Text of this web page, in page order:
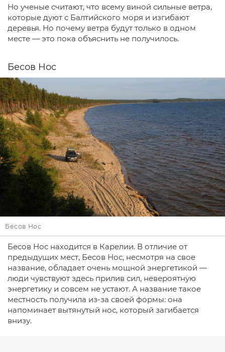
Но ученые считают, что всему виной сильные ветра,
которые дуют с Балтийского моря и изгибают
деревья. Но почему ветра будут только в одном
месте — это пока объяснить не получилось.
Бесов Нос
Бесов Нос
Бесов Нос находится в Карелии. В отличие от
предыдущих мест, Бесов Нос, несмотря на свое
название, обладает очень мощной энергетикой —
люди чувствуют здесь прилив сил, невероятную
энергетику и совсем не устают. А название такое
местность получила из-за своей формы: она
напоминает вытянутый нос, который загибается
внизу.